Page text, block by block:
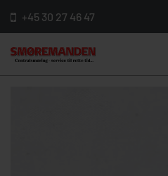
+45 30 27 46 47